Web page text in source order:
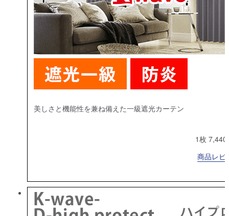
美しさと機能性を兼ね備えた一級遮光カーテン
1枚
商品レビ